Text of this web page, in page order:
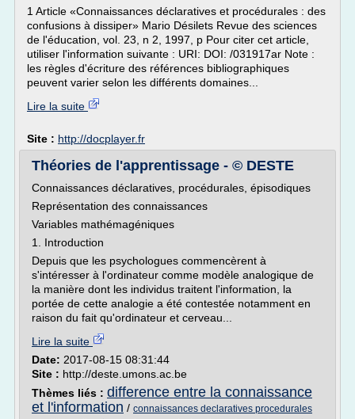
1 Article «Connaissances déclaratives et procédurales : des
confusions à dissiper» Mario Désilets Revue des sciences
de l'éducation, vol. 23, n 2, 1997, p Pour citer cet article,
utiliser l'information suivante : URI: DOI: /031917ar Note :
les règles d'écriture des références bibliographiques
peuvent varier selon les différents domaines...
Lire la suite
Site : http://docplayer.fr
Théories de l'apprentissage - © DESTE
Connaissances déclaratives, procédurales, épisodiques
Représentation des connaissances
Variables mathémagéniques
1. Introduction
Depuis que les psychologues commencèrent à
s'intéresser à l'ordinateur comme modèle analogique de
la manière dont les individus traitent l'information, la
portée de cette analogie a été contestée notamment en
raison du fait qu'ordinateur et cerveau...
Lire la suite
Date: 2017-08-15 08:31:44
Site : http://deste.umons.ac.be
Thèmes liés : difference entre la connaissance
et l'information / connaissances declaratives procedurales